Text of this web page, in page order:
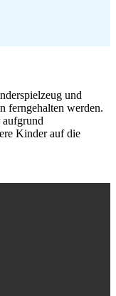
und
ferngehalten werden.
aufgrund
Kinder auf die